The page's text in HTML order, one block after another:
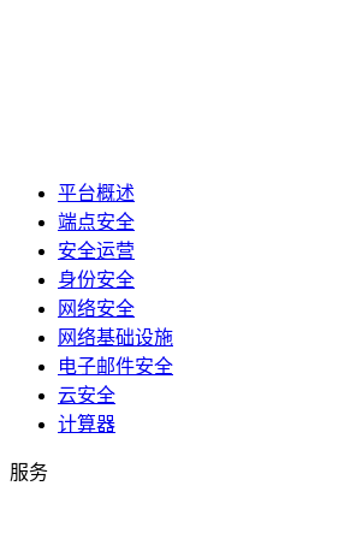
平台概述
端点安全
安全运营
身份安全
网络安全
网络基础设施
电子邮件安全
云安全
计算器
服务